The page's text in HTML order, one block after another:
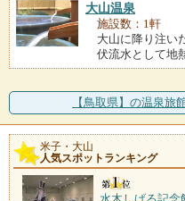
大山温泉
施設数：1軒
大山に降り注い
伏流水として地
【鳥取県】の温泉旅
米子・大山
人気スポットランキング